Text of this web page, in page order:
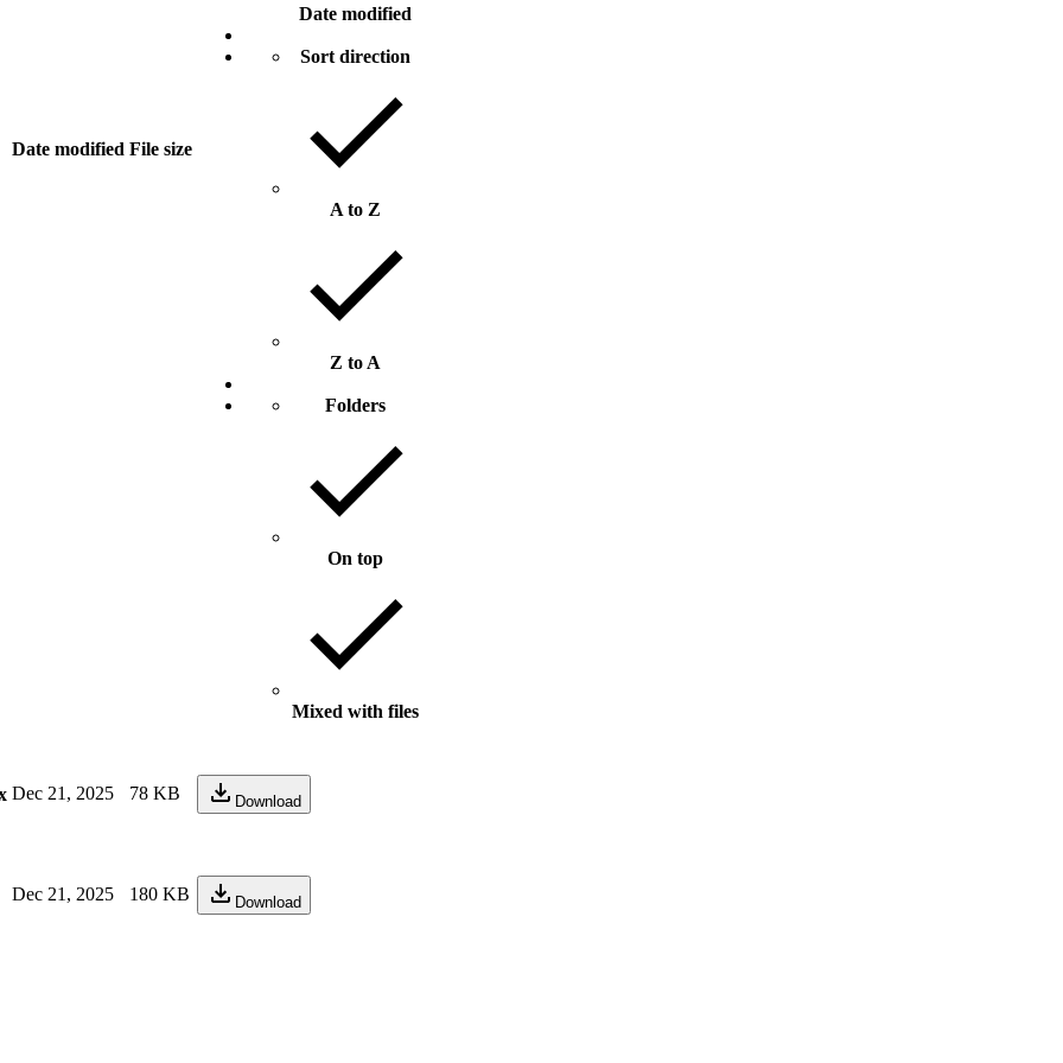
Date modified File size
Date modified
Sort direction
A to Z
Z to A
Folders
On top
Mixed with files
Dec 21, 2025 78 KB Download
Dec 21, 2025 180 KB Download